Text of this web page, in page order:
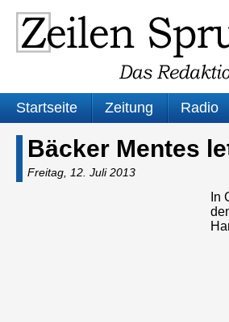
Startseite Zeitung Radio
Bäcker Mentes
Freitag, 12. Juli 2013
In